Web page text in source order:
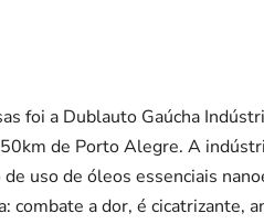
foi a Dublauto Gaúcha
50km de Porto Alegre. A
uso de óleos essenciais
combate a dor, é cicatrizante,